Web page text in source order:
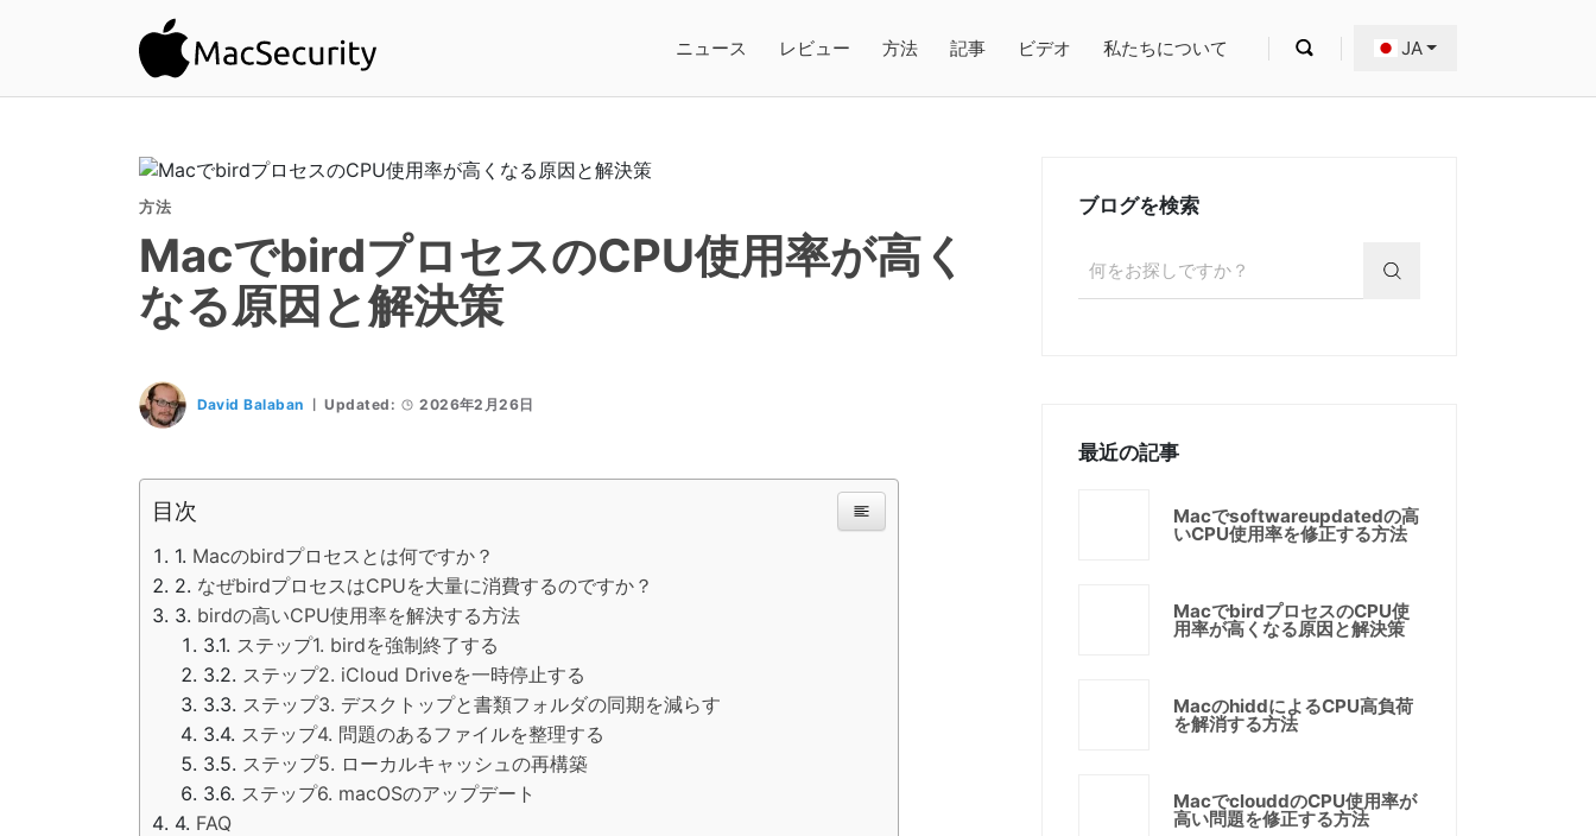
ニュース レビュー 方法 記事 ビデオ 私たちについて JA
方法
MacでbirdプロセスのCPU使用率が高く
なる原因と解決策
David Balaban Updated: 2026年2月26日
目次
Macのbirdプロセスとは何ですか？
なぜbirdプロセスはCPUを大量に消費するのですか？
birdの高いCPU使用率を解決する方法
ステップ1. birdを強制終了する
ステップ2. iCloud Driveを一時停止する
ステップ3. デスクトップと書類フォルダの同期を減らす
ステップ4. 問題のあるファイルを整理する
ステップ5. ローカルキャッシュの再構築
ステップ6. macOSのアップデート
FAQ
ブログを検索
最近の記事
Macでsoftwareupdatedの高
いCPU使用率を修正する方法
MacでbirdプロセスのCPU使
用率が高くなる原因と解決策
MacのhiddによるCPU高負荷
を解消する方法
MacでclouddのCPU使用率が
高い問題を修正する方法